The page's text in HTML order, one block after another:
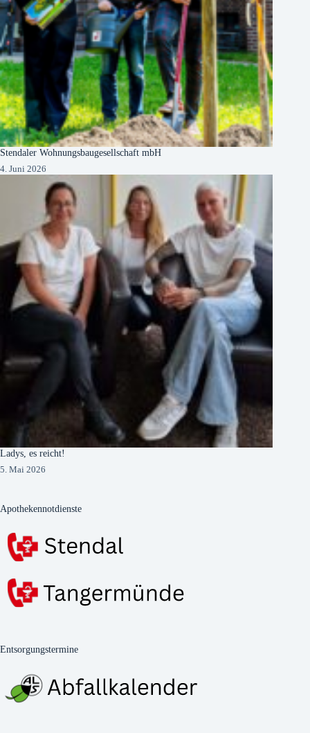
Stendaler Wohnungsbaugesellschaft mbH
4. Juni 2026
Ladys, es reicht!
5. Mai 2026
Apothekennotdienste
Entsorgungstermine